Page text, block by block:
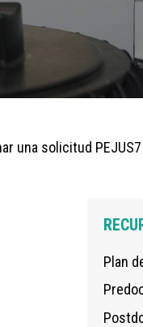
una solicitud
Plan